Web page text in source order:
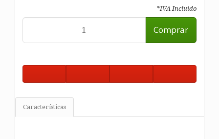
*IVA Incluido
Comprar
Características